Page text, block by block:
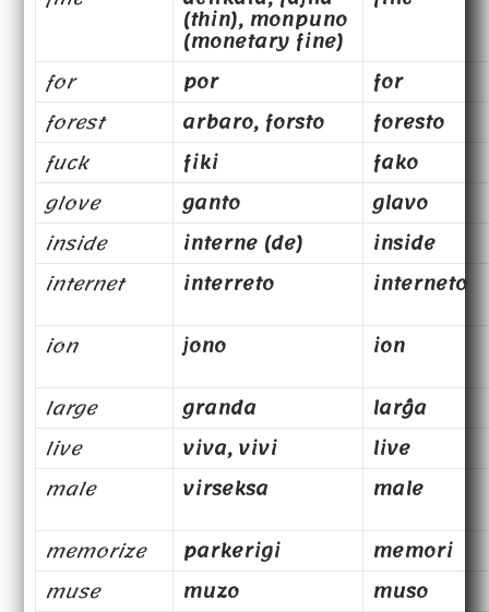
(thin), monpuno
(monetary fine)
for por
for
forest
arbaro, forsto
foresto
fuck
fiki
fako
glove
ganto
glavo
inside
interne (de)
inside
internet
interreto
interneto
ion
jono
ion
large
granda
larĝa
live
viva, vivi
live
male
virseksa
male
memorize
parkerigi
memori
muse
muzo
muso